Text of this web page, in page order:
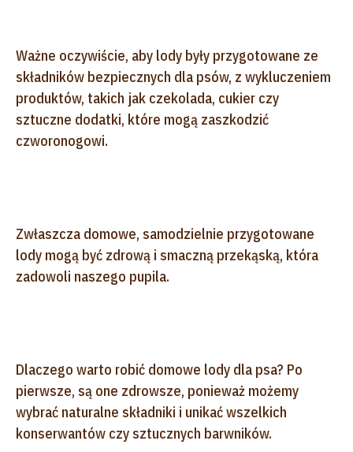
Ważne oczywiście, aby lody były przygotowane ze
składników bezpiecznych dla psów, z wykluczeniem
produktów, takich jak czekolada, cukier czy
sztuczne dodatki, które mogą zaszkodzić
czworonogowi.
Zwłaszcza domowe, samodzielnie przygotowane
lody mogą być zdrową i smaczną przekąską, która
zadowoli naszego pupila.
Dlaczego warto robić domowe lody dla psa? Po
pierwsze, są one zdrowsze, ponieważ możemy
wybrać naturalne składniki i unikać wszelkich
konserwantów czy sztucznych barwników.